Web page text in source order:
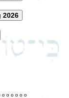
2026
o o o o o o